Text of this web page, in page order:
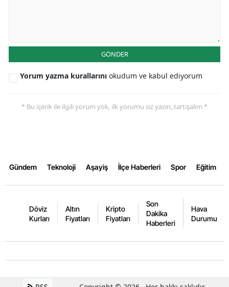
Samsun
Trabzon
Tunceli
Şanlıurfa
Uşak
Van
GÖNDER
Yorum yazma kurallarını okudum ve kabul ediyorum
* Bu içerik ile ilgili yorum yok, ilk yorumu siz yazın, tartışalım *
Gündem Teknoloji Aşayiş İlçe Haberleri Spor Eğitim
Döviz
Kurları
Altın
Fiyatları
Kripto
Fiyatları
Son
Dakika
Haberleri
Hava
Durumu